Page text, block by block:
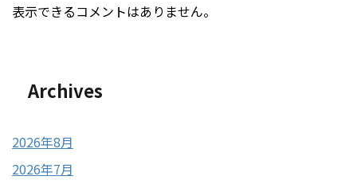
表示できるコメントはありません。
Archives
2026年8月
2026年7月